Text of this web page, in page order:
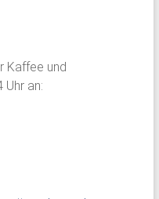
Kaffee und
an: